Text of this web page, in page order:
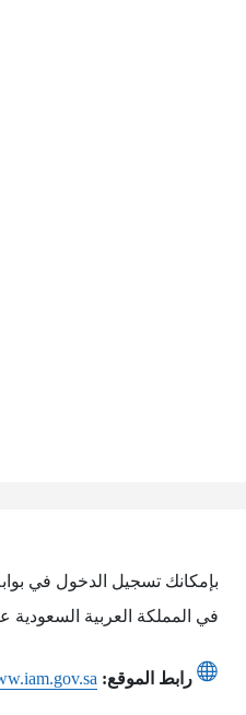
بإمكانك تسجيل الدخول في
في المملكة العربية السعودية
رابط الموقع: